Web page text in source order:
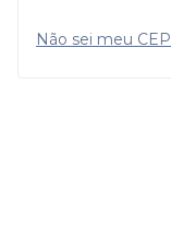
Não sei meu CEP